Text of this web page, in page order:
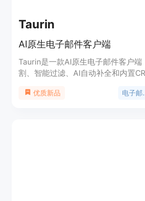
Taurin
AI原生电子邮件客户端
Taurin是一款AI原生电子邮件客户端
割、智能过滤、AI自动补全和内置
示，Taurin旨在通过AI技术提升电
优质新品 电